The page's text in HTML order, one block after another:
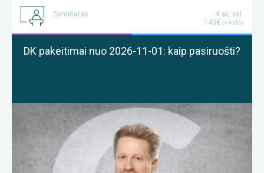
Seminaras
4 ak. val.
140€ (+ PVM)
DK pakeitimai nuo 2026-11-01: kaip pasiruošti?